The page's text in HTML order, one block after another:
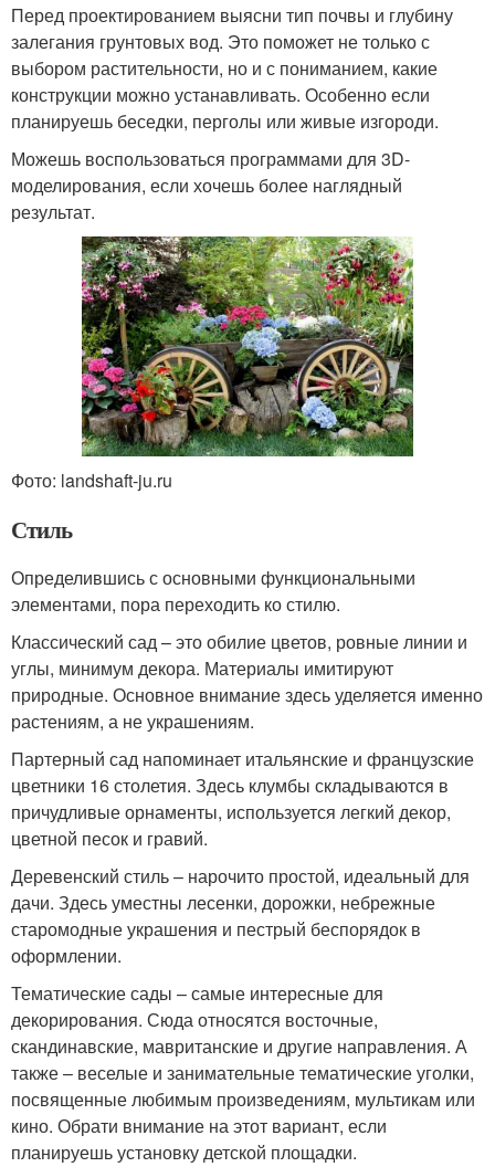
Перед проектированием выясни тип почвы и глубину
залегания грунтовых вод. Это поможет не только с
выбором растительности, но и с пониманием, какие
конструкции можно устанавливать. Особенно если
планируешь беседки, перголы или живые изгороди.
Можешь воспользоваться программами для 3D-
моделирования, если хочешь более наглядный
результат.
Фото: landshaft-ju.ru
Стиль
Определившись с основными функциональными
элементами, пора переходить ко стилю.
Классический сад – это обилие цветов, ровные линии и
углы, минимум декора. Материалы имитируют
природные. Основное внимание здесь уделяется именно
растениям, а не украшениям.
Партерный сад напоминает итальянские и французские
цветники 16 столетия. Здесь клумбы складываются в
причудливые орнаменты, используется легкий декор,
цветной песок и гравий.
Деревенский стиль – нарочито простой, идеальный для
дачи. Здесь уместны лесенки, дорожки, небрежные
старомодные украшения и пестрый беспорядок в
оформлении.
Тематические сады – самые интересные для
декорирования. Сюда относятся восточные,
скандинавские, мавританские и другие направления. А
также – веселые и занимательные тематические уголки,
посвященные любимым произведениям, мультикам или
кино. Обрати внимание на этот вариант, если
планируешь установку детской площадки.